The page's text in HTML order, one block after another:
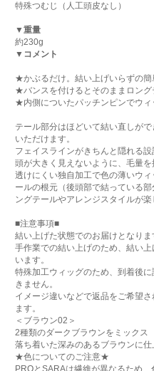
特殊つむじ（人工頭皮なし）
▼重量
約230g
▼コメント
★かぶるだけ。結い上げいらずの簡
★バンスを付けるとそのままロング
★内側についたパッチンピンでウィ
テール部分はほどいて結い直しが
いただけます。
フェイスラインがきちんと隠れる設
頭が大きく見えないように、毛量を
透けにくい独自加工で色の薄いウ
ールの根元（後頭部で結っている
ングテールやアレンジスタイルが楽
■注意事項■
結い上げた状態でのお届けとなりま
手作業での結い上げのため、結い
います。
特殊加工ウィッグのため、到着後
きません。
イメージ違いなどで返品をご希望
ます。
＜ブラウン02＞
2種類のダークブラウンをミックス
落ち着いた深みのあるブラウンに仕
★色についてのご注意★